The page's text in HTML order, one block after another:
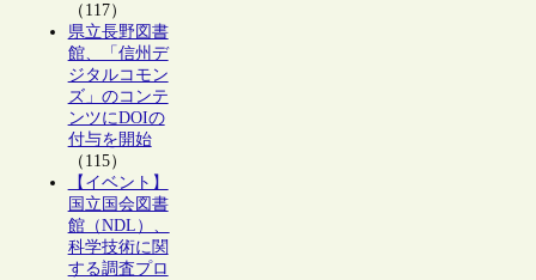
（117）
県立長野図書
館、「信州デ
ジタルコモン
ズ」のコンテ
ンツにDOIの
付与を開始
（115）
【イベント】
国立国会図書
館（NDL）、
科学技術に関
する調査プロ